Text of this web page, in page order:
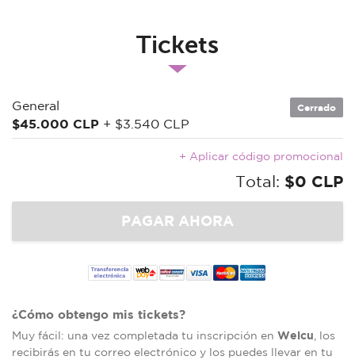
Tickets
General
$45.000 CLP + $3.540 CLP
Cerrado
+ Aplicar código promocional
Total: $0 CLP
¿Cómo obtengo mis tickets?
Muy fácil: una vez completada tu inscripción en Welcu , los
recibirás en tu correo electrónico y los puedes llevar en tu